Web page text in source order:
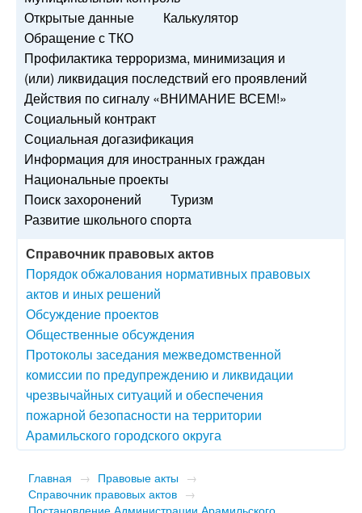
Открытые данные
Калькулятор
Обращение с ТКО
Профилактика терроризма, минимизация и
(или) ликвидация последствий его проявлений
Действия по сигналу «ВНИМАНИЕ ВСЕМ!»
Социальный контракт
Социальная догазификация
Информация для иностранных граждан
Национальные проекты
Поиск захоронений
Туризм
Развитие школьного спорта
Справочник правовых актов
Порядок обжалования нормативных правовых
актов и иных решений
Обсуждение проектов
Общественные обсуждения
Протоколы заседания межведомственной
комиссии по предупреждению и ликвидации
чрезвычайных ситуаций и обеспечения
пожарной безопасности на территории
Арамильского городского округа
Главная → Правовые акты →
Справочник правовых актов →
Постановление Администрации Арамильского